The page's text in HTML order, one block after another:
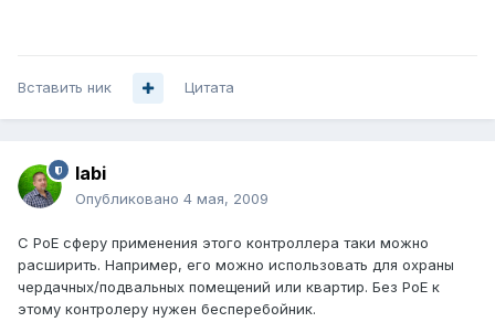
Вставить ник Цитата
labi
Опубликовано 4 мая, 2009
C PoE сферу применения этого контроллера таки можно
расширить. Например, его можно использовать для охраны
чердачных/подвальных помещений или квартир. Без PoE к
этому контролеру нужен бесперебойник.